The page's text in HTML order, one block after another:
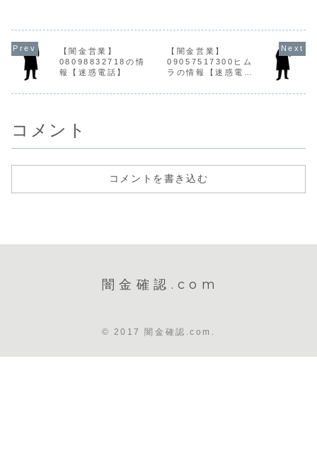
う業者を名乗る事
がありますが、他
にも名乗っている
かもしれません。
貸金業登録もな
く、信用情報があ
で融資案内をして
きます。ですが、
宣伝通りの融資は
行われません。申
の請求や、恫喝し
録もなく、信用情
報がありません。
取り立て時は攻撃
的な言葉遣いにな
めます。非常に悪
報がありま
取り立て時
的な言葉遣
り、嫌がら
めます。非
質なヤミ金
【闇金営業】
08098832718の情
報【迷惑電話】
【闇金営業】
09057517300ヒム
ラの情報【迷惑電
コメント
コメントを書き込む
闇金確認.com
© 2017 闇金確認.com.